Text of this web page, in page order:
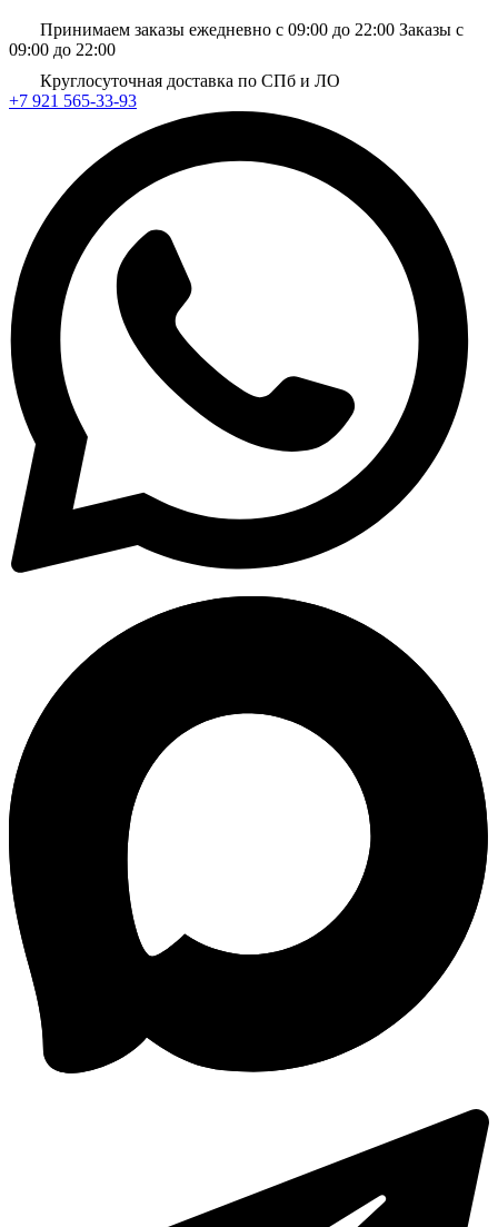
Принимаем заказы ежедневно с 09:00 до 22:00 Заказы с
09:00 до 22:00
Круглосуточная доставка по СПб и ЛО
+7 921 565-33-93